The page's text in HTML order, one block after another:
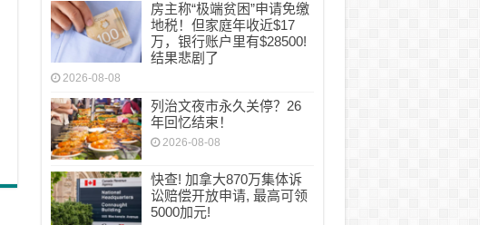
房主称“极端贫困”申请免缴
地税！但家庭年收近$17
万，银行账户里有$28500!
结果悲剧了
2026-08-08
列治文夜市永久关停？26
年回忆结束！
2026-08-08
快查! 加拿大870万集体诉
讼赔偿开放申请, 最高可领
5000加元!